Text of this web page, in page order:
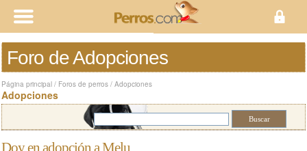
Foro de Adopciones
Página principal / Foros de perros / Adopciones
Adopciones
Doy en adopción a Melu